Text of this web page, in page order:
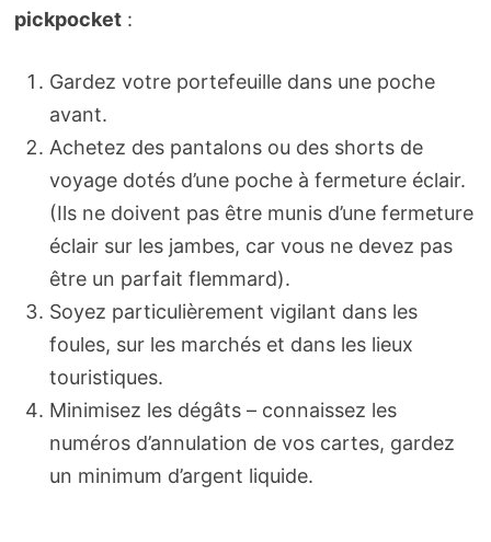
pickpocket:
Gardez votre portefeuille dans une poche
avant.
Achetez des pantalons ou des shorts de
voyage dotés d’une poche à fermeture éclair.
(Ils ne doivent pas être munis d’une fermeture
éclair sur les jambes, car vous ne devez pas
être un parfait flemmard).
Soyez particulièrement vigilant dans les
foules, sur les marchés et dans les lieux
touristiques.
Minimisez les dégâts – connaissez les
numéros d’annulation de vos cartes, gardez
un minimum d’argent liquide.